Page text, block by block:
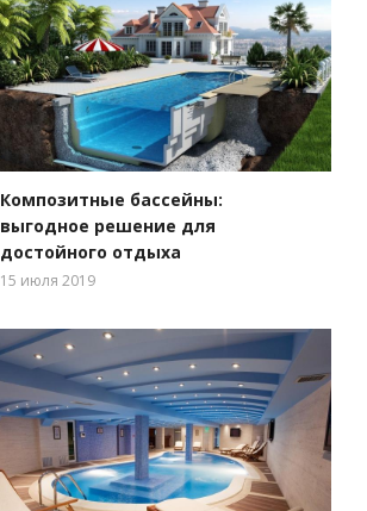
Композитные бассейны:
выгодное решение для
достойного отдыха
15 июля 2019